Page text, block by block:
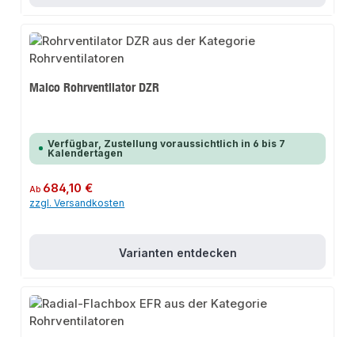
Maico Rohrventilator DZR
Verfügbar, Zustellung voraussichtlich in 6 bis 7
Kalendertagen
Regulärer Preis:
Ab 684,10 €
zzgl. Versandkosten
Varianten entdecken